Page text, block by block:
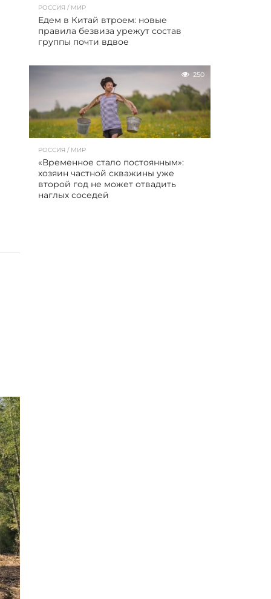
РОССИЯ / МИР
Едем в Китай втроем: новые
правила безвиза урежут состав
группы почти вдвое
250
РОССИЯ / МИР
«Временное стало постоянным»:
хозяин частной скважины уже
второй год не может отвадить
наглых соседей